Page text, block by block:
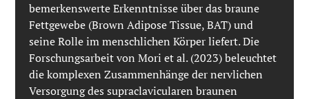
bemerkenswerte Erkenntnisse über das braune
Fettgewebe (Brown Adipose Tissue, BAT) und
seine Rolle im menschlichen Körper liefert. Die
Forschungsarbeit von Mori et al. (2023) beleuchtet
die komplexen Zusammenhänge der nervlichen
Versorgung des supraclavicularen braunen